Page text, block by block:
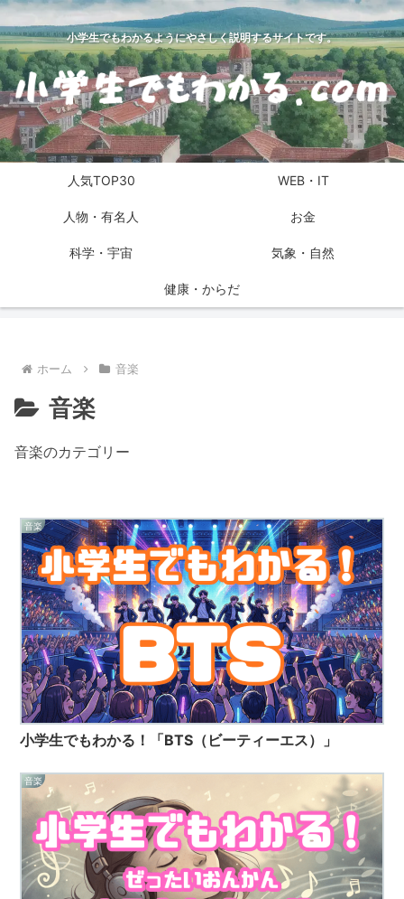
小学生でもわかるようにやさしく説明するサイトです。
人気TOP30 WEB・IT
人物・有名人 お金
科学・宇宙 気象・自然
健康・からだ
ホーム 音楽
音楽
音楽のカテゴリー
音楽
小学生でもわかる！「BTS（ビーティーエス）」
音楽